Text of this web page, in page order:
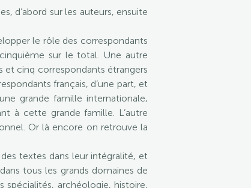
d’abord sur les auteurs, ensuite
le rôle des correspondants
sur le total. Une autre
et cinq correspondants étrangers
français, d’une part, et
grande famille internationale,
à cette grande famille. L’autre
Or là encore on retrouve la
textes dans leur intégralité, et
tous les grands domaines de
spécialités, archéologie, histoire,